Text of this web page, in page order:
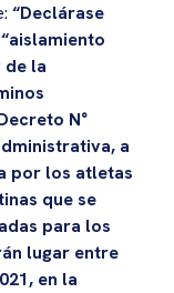
“Declárase
la
N°
a
por los atletas
que se
para los
lugar entre
en la